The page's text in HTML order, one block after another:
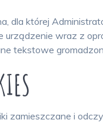
dla której
urządzenie wraz z
tekstowe
zamieszczane i